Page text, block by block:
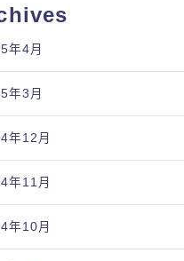
年4月
年3月
年12月
年11月
年10月